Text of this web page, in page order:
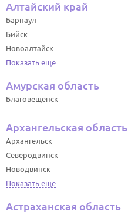
Алтайский край
Барнаул
Бийск
Новоалтайск
Показать еще
Амурская область
Благовещенск
Архангельская область
Архангельск
Северодвинск
Новодвинск
Показать еще
Астраханская область